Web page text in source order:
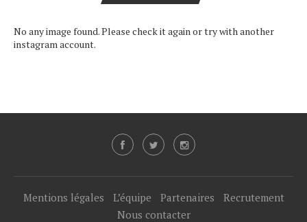
No any image found. Please check it again or try with another
instagram account.
Mentions légales L’équipe Partenaires
Recrutement
Nous contacter